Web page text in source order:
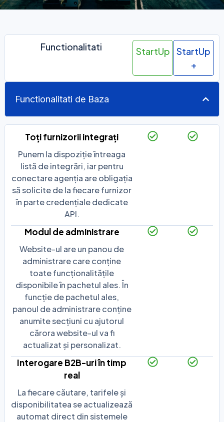
Functionalitati StartUp
StartUp
+
Functionalitati de Baza
Toți furnizorii integrați
Punem la dispoziție întreaga
listă de integrări, iar pentru
conectare agenția are obligația
să solicite de la fiecare furnizor
în parte credențiale dedicate
API.
Modul de administrare
Website-ul are un panou de
administrare care conține
toate funcționalitățile
disponibile în pachetul ales. În
funcție de pachetul ales,
panoul de administrare conține
anumite secțiuni cu ajutorul
cărora website-ul va fi
actualizat și personalizat.
Interogare B2B-uri în timp
real
La fiecare căutare, tarifele și
disponibilitatea se actualizează
automat direct din sistemele